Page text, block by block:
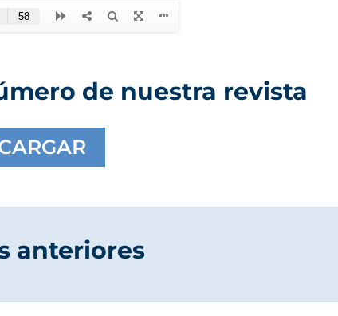
de nuestra revista
anteriores